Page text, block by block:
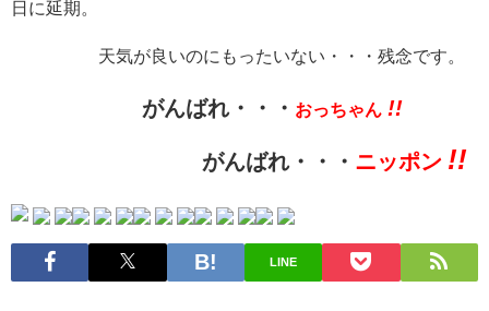
日に延期。
天気が良いのにもったいない・・・残念です。
がんばれ・・・ おっちゃん !!
がんばれ・・・ ニッポン !!
LINE